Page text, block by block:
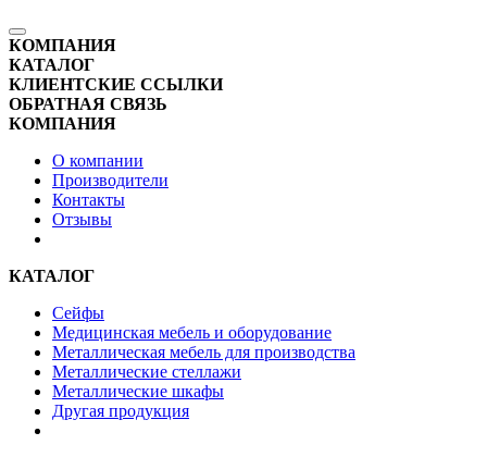
КОМПАНИЯ
КАТАЛОГ
КЛИЕНТСКИЕ ССЫЛКИ
ОБРАТНАЯ СВЯЗЬ
КОМПАНИЯ
О компании
Производители
Контакты
Отзывы
КАТАЛОГ
Сейфы
Медицинская мебель и оборудование
Металлическая мебель для производства
Металлические стеллажи
Металлические шкафы
Другая продукция